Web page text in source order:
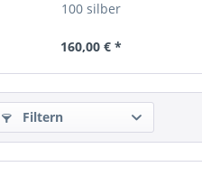
100 silber
160,00 € *
Filtern